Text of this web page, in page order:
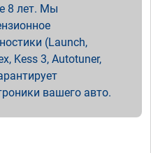
8 лет. Мы
(Launch,
Kess 3, Autotuner,
вашего авто.